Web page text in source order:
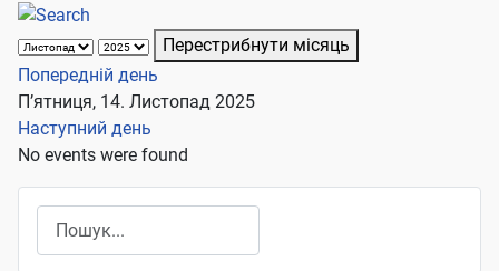
Перестрибнути місяць
Попередній день
П’ятниця, 14. Листопад 2025
Наступний день
No events were found